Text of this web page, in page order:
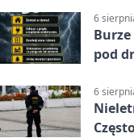
6
Burze
pod
6